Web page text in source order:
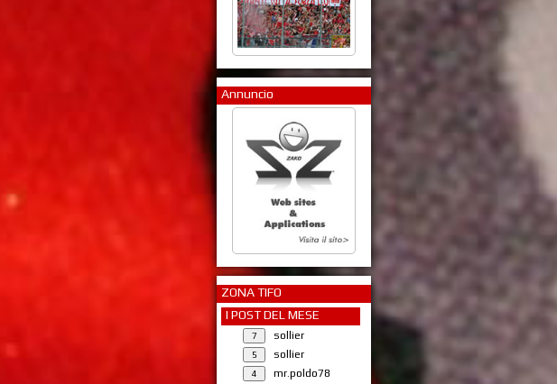
Annuncio
ZONA TIFO
I POST DEL MESE
sollier
sollier
mr.poldo78